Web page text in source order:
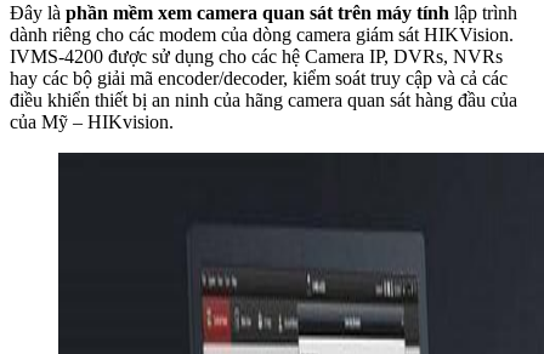
Đây là phần mềm xem camera quan sát trên máy tính lập trình
dành riêng cho các modem của dòng camera giám sát HIKVision.
IVMS-4200 được sử dụng cho các hệ Camera IP, DVRs, NVRs
hay các bộ giải mã encoder/decoder, kiểm soát truy cập và cả các
điều khiển thiết bị an ninh của hãng camera quan sát hàng đầu của
của Mỹ – HIKvision.